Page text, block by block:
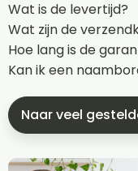
Wat is de levertijd?
Wat zijn de
Hoe lang is de
Kan ik een
Naar veel